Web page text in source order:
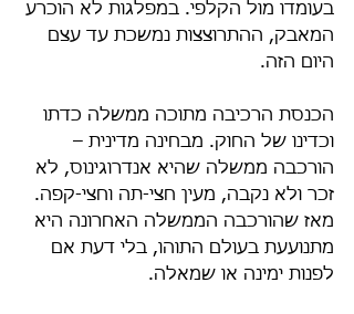
בעומדו מול הקלפי. במפלגות לא הוכרע
המאבק, ההתרוצצות נמשכת עד עצם
היום הזה.
הכנסת הרכיבה מתוכה ממשלה כדתו
וכדינו של החוק. מבחינה מדינית –
הורכבה ממשלה שהיא אנדרוגינוס, לא
זכר ולא נקבה, מעין חצי-תה וחצי-קפה.
מאז שהורכבה הממשלה האחרונה היא
מתנועעת בעולם התוהו, בלי דעת אם
לפנות ימינה או שמאלה.